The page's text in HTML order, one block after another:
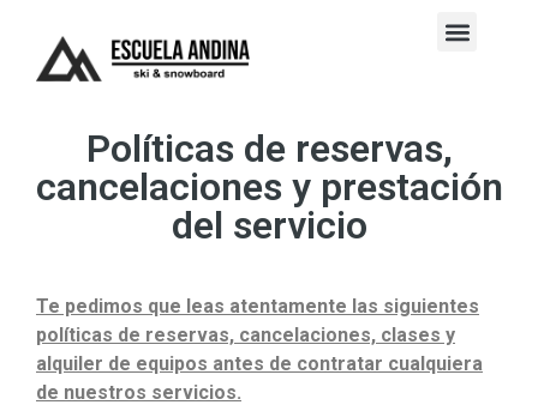
Políticas de reservas,
cancelaciones y prestación
del servicio
Te pedimos que leas atentamente las siguientes
políticas de reservas, cancelaciones, clases y
alquiler de equipos antes de contratar cualquiera
de nuestros servicios.